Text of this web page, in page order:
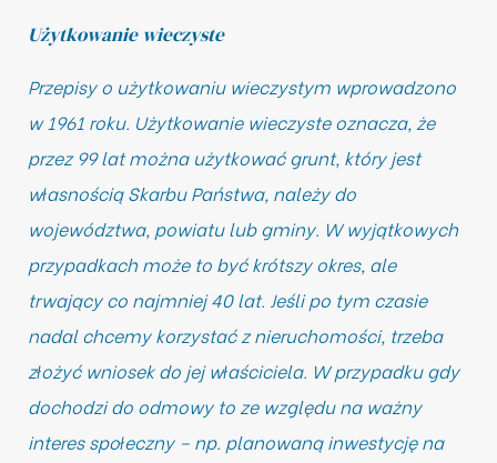
Użytkowanie wieczyste
Przepisy o użytkowaniu wieczystym wprowadzono
w 1961 roku. Użytkowanie wieczyste oznacza, że
przez 99 lat można użytkować grunt, który jest
własnością Skarbu Państwa, należy do
województwa, powiatu lub gminy. W wyjątkowych
przypadkach może to być krótszy okres, ale
trwający co najmniej 40 lat. Jeśli po tym czasie
nadal chcemy korzystać z nieruchomości, trzeba
złożyć wniosek do jej właściciela. W przypadku gdy
dochodzi do odmowy to ze względu na ważny
interes społeczny – np. planowaną inwestycję na